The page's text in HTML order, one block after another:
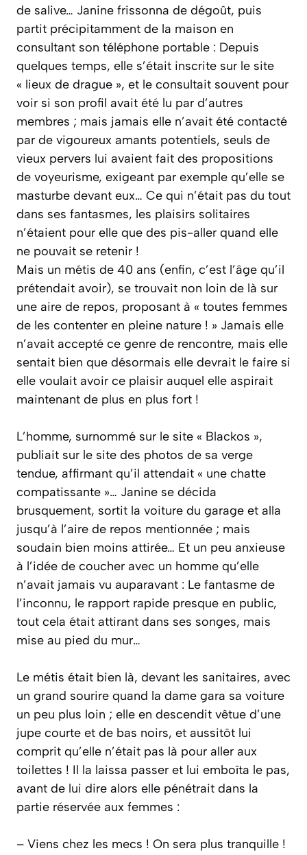
de salive… Janine frissonna de dégoût, puis
partit précipitamment de la maison en
consultant son téléphone portable : Depuis
quelques temps, elle s’était inscrite sur le site
« lieux de drague », et le consultait souvent pour
voir si son profil avait été lu par d’autres
membres ; mais jamais elle n’avait été contacté
par de vigoureux amants potentiels, seuls de
vieux pervers lui avaient fait des propositions
de voyeurisme, exigeant par exemple qu’elle se
masturbe devant eux… Ce qui n’était pas du tout
dans ses fantasmes, les plaisirs solitaires
n’étaient pour elle que des pis-aller quand elle
ne pouvait se retenir !
Mais un métis de 40 ans (enfin, c’est l’âge qu’il
prétendait avoir), se trouvait non loin de là sur
une aire de repos, proposant à « toutes femmes
de les contenter en pleine nature ! » Jamais elle
n’avait accepté ce genre de rencontre, mais elle
sentait bien que désormais elle devrait le faire si
elle voulait avoir ce plaisir auquel elle aspirait
maintenant de plus en plus fort !
L’homme, surnommé sur le site « Blackos »,
publiait sur le site des photos de sa verge
tendue, affirmant qu’il attendait « une chatte
compatissante »… Janine se décida
brusquement, sortit la voiture du garage et alla
jusqu’à l’aire de repos mentionnée ; mais
soudain bien moins attirée… Et un peu anxieuse
à l’idée de coucher avec un homme qu’elle
n’avait jamais vu auparavant : Le fantasme de
l’inconnu, le rapport rapide presque en public,
tout cela était attirant dans ses songes, mais
mise au pied du mur…
Le métis était bien là, devant les sanitaires, avec
un grand sourire quand la dame gara sa voiture
un peu plus loin ; elle en descendit vêtue d’une
jupe courte et de bas noirs, et aussitôt lui
comprit qu’elle n’était pas là pour aller aux
toilettes ! Il la laissa passer et lui emboîta le pas,
avant de lui dire alors elle pénétrait dans la
partie réservée aux femmes :
– Viens chez les mecs ! On sera plus tranquille !